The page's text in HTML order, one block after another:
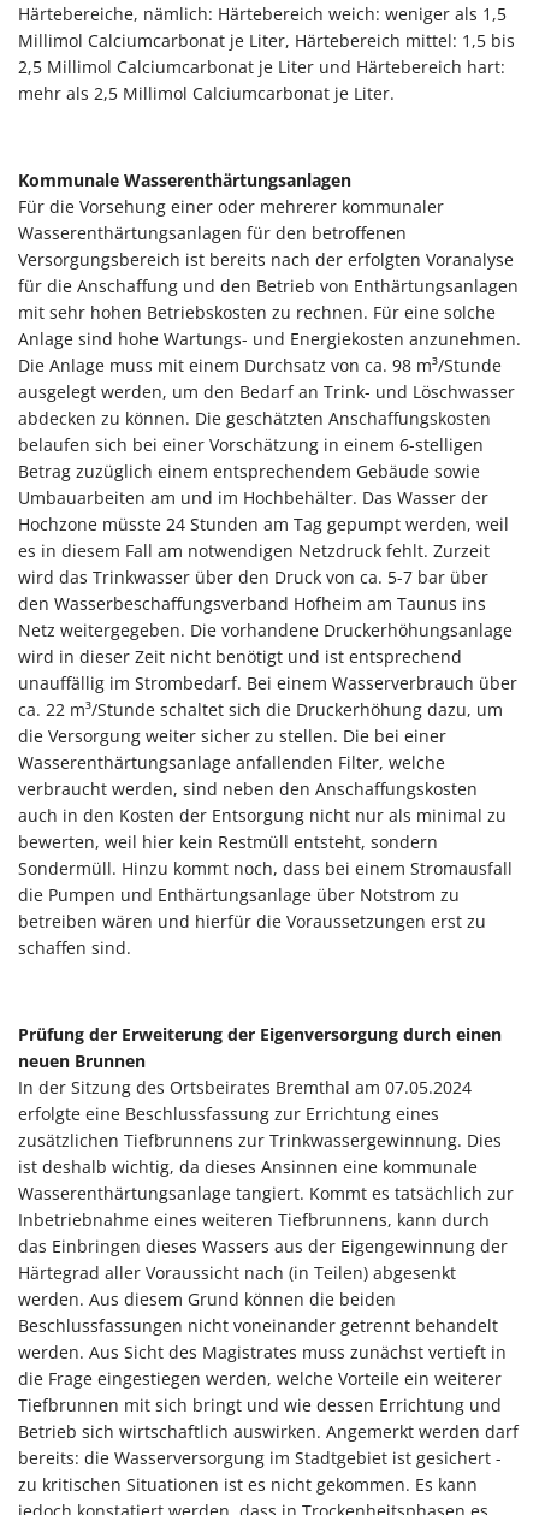
Härtebereiche, nämlich: Härtebereich weich: weniger als 1,5
Millimol Calciumcarbonat je Liter, Härtebereich mittel: 1,5 bis
2,5 Millimol Calciumcarbonat je Liter und Härtebereich hart:
mehr als 2,5 Millimol Calciumcarbonat je Liter.
Kommunale Wasserenthärtungsanlagen
Für die Vorsehung einer oder mehrerer kommunaler
Wasserenthärtungsanlagen für den betroffenen
Versorgungsbereich ist bereits nach der erfolgten Voranalyse
für die Anschaffung und den Betrieb von Enthärtungsanlagen
mit sehr hohen Betriebskosten zu rechnen. Für eine solche
Anlage sind hohe Wartungs- und Energiekosten anzunehmen.
Die Anlage muss mit einem Durchsatz von ca. 98 m³/Stunde
ausgelegt werden, um den Bedarf an Trink- und Löschwasser
abdecken zu können. Die geschätzten Anschaffungskosten
belaufen sich bei einer Vorschätzung in einem 6-stelligen
Betrag zuzüglich einem entsprechendem Gebäude sowie
Umbauarbeiten am und im Hochbehälter. Das Wasser der
Hochzone müsste 24 Stunden am Tag gepumpt werden, weil
es in diesem Fall am notwendigen Netzdruck fehlt. Zurzeit
wird das Trinkwasser über den Druck von ca. 5-7 bar über
den Wasserbeschaffungsverband Hofheim am Taunus ins
Netz weitergegeben. Die vorhandene Druckerhöhungsanlage
wird in dieser Zeit nicht benötigt und ist entsprechend
unauffällig im Strombedarf. Bei einem Wasserverbrauch über
ca. 22 m³/Stunde schaltet sich die Druckerhöhung dazu, um
die Versorgung weiter sicher zu stellen. Die bei einer
Wasserenthärtungsanlage anfallenden Filter, welche
verbraucht werden, sind neben den Anschaffungskosten
auch in den Kosten der Entsorgung nicht nur als minimal zu
bewerten, weil hier kein Restmüll entsteht, sondern
Sondermüll. Hinzu kommt noch, dass bei einem Stromausfall
die Pumpen und Enthärtungsanlage über Notstrom zu
betreiben wären und hierfür die Voraussetzungen erst zu
schaffen sind.
Prüfung der Erweiterung der Eigenversorgung durch einen
neuen Brunnen
In der Sitzung des Ortsbeirates Bremthal am 07.05.2024
erfolgte eine Beschlussfassung zur Errichtung eines
zusätzlichen Tiefbrunnens zur Trinkwassergewinnung. Dies
ist deshalb wichtig, da dieses Ansinnen eine kommunale
Wasserenthärtungsanlage tangiert. Kommt es tatsächlich zur
Inbetriebnahme eines weiteren Tiefbrunnens, kann durch
das Einbringen dieses Wassers aus der Eigengewinnung der
Härtegrad aller Voraussicht nach (in Teilen) abgesenkt
werden. Aus diesem Grund können die beiden
Beschlussfassungen nicht voneinander getrennt behandelt
werden. Aus Sicht des Magistrates muss zunächst vertieft in
die Frage eingestiegen werden, welche Vorteile ein weiterer
Tiefbrunnen mit sich bringt und wie dessen Errichtung und
Betrieb sich wirtschaftlich auswirken. Angemerkt werden darf
bereits: die Wasserversorgung im Stadtgebiet ist gesichert -
zu kritischen Situationen ist es nicht gekommen. Es kann
jedoch konstatiert werden, dass in Trockenheitsphasen es